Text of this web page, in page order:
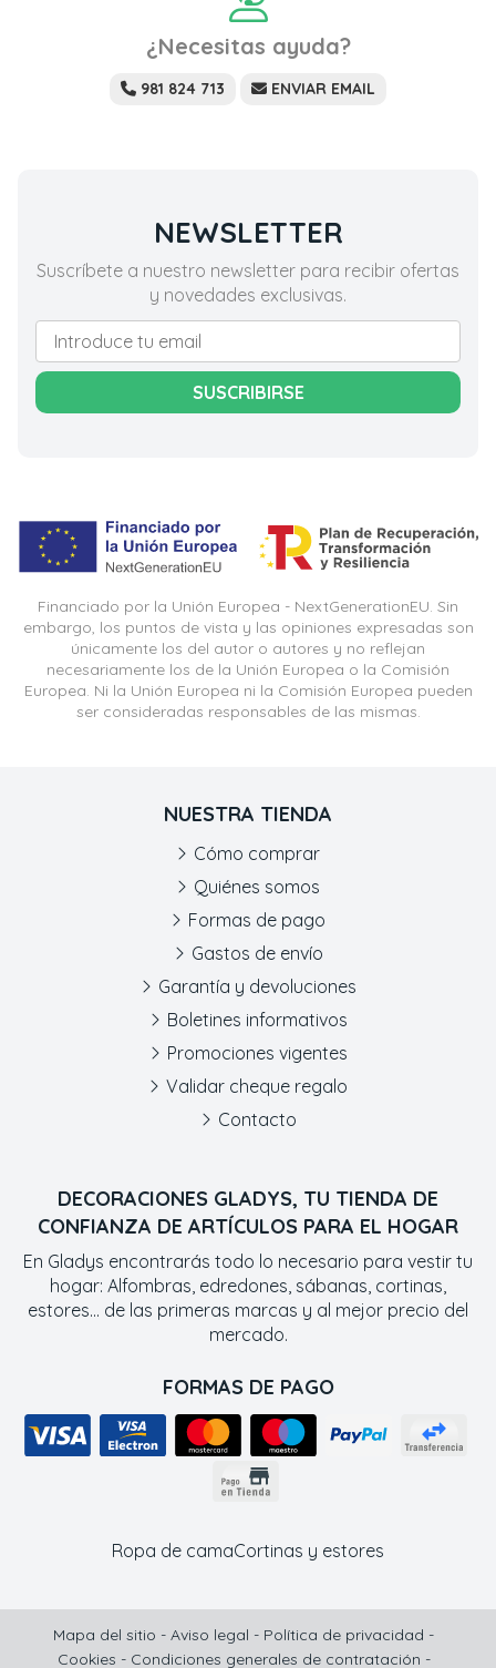
¿Necesitas ayuda?
981 824 713 ENVIAR EMAIL
NEWSLETTER
Suscríbete a nuestro newsletter para recibir ofertas
y novedades exclusivas.
SUSCRIBIRSE
Financiado por la Unión Europea - NextGenerationEU. Sin
embargo, los puntos de vista y las opiniones expresadas son
únicamente los del autor o autores y no reflejan
necesariamente los de la Unión Europea o la Comisión
Europea. Ni la Unión Europea ni la Comisión Europea pueden
ser consideradas responsables de las mismas.
DECORACIONES GLADYS, TU TIENDA DE
CONFIANZA DE ARTÍCULOS PARA EL HOGAR
En Gladys encontrarás todo lo necesario para vestir tu
hogar: Alfombras, edredones, sábanas, cortinas,
estores... de las primeras marcas y al mejor precio del
mercado.
FORMAS DE PAGO
NUESTRA TIENDA
Cómo comprar
Quiénes somos
Formas de pago
Gastos de envío
Garantía y devoluciones
Boletines informativos
Promociones vigentes
Validar cheque regalo
Contacto
Ropa de camaCortinas y estores
Mapa del sitio - Aviso legal - Política de privacidad -
Cookies - Condiciones generales de contratación -